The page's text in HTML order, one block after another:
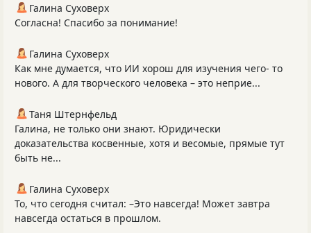
Галина Суховерх
Согласна! Спасибо за понимание!
Галина Суховерх
Как мне думается, что ИИ хорош для изучения чего- то
нового. А для творческого человека – это неприе...
Таня Штернфельд
Галина, не только они знают. Юридически
доказательства косвенные, хотя и весомые, прямые тут
быть не...
Галина Суховерх
То, что сегодня считал: –Это навсегда! Может завтра
навсегда остаться в прошлом.